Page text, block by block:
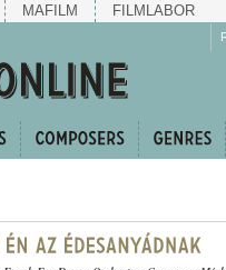
MAFILM FILMLABOR